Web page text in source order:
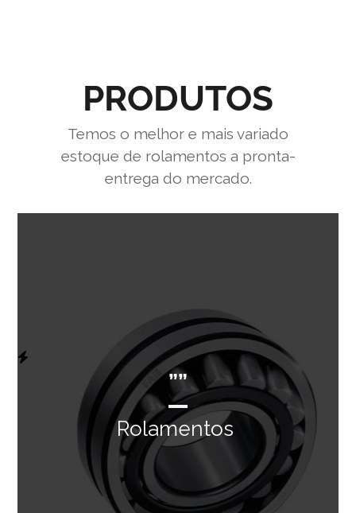
PRODUTOS
Temos o melhor e mais variado
estoque de rolamentos a pronta-
entrega do mercado.
””
Rolamentos